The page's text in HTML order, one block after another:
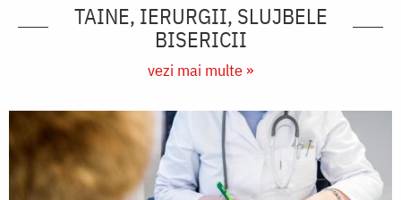
TAINE, IERURGII, SLUJBELE
BISERICII
vezi mai multe »